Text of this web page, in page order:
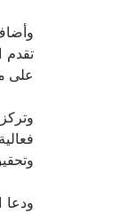
تقدم
على
ودعا